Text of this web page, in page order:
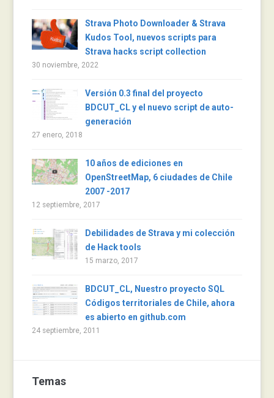
Strava Photo Downloader & Strava
Kudos Tool, nuevos scripts para
Strava hacks script collection
30 noviembre, 2022
Versión 0.3 final del proyecto
BDCUT_CL y el nuevo script de auto-
generación
27 enero, 2018
10 años de ediciones en
OpenStreetMap, 6 ciudades de Chile
2007 -2017
12 septiembre, 2017
Debilidades de Strava y mi colección
de Hack tools
15 marzo, 2017
BDCUT_CL, Nuestro proyecto SQL
Códigos territoriales de Chile, ahora
es abierto en github.com
24 septiembre, 2011
Temas